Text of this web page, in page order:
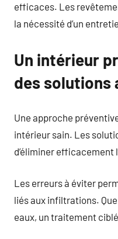
efficaces. Les
la nécessité d’un
Un intérieur
des solutions
Une approche
intérieur sain. Les
d’éliminer efficacement
Les erreurs à éviter
liés aux infiltrations.
eaux, un traitement